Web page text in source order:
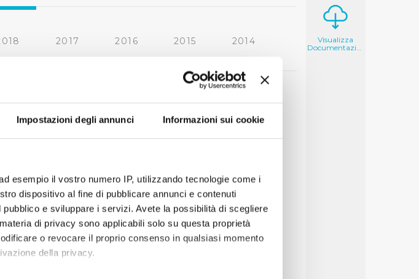
Impostazioni degli annunci Informazioni sui cookie
esempio il vostro numero IP, utilizzando tecnologie come i
dispositivo al fine di pubblicare annunci e contenuti
e sviluppare i servizi. Avete la possibilità di scegliere
di privacy sono applicabili solo su questa proprietà
o revocare il proprio consenso in qualsiasi momento
della privacy.
2017 2016 2015
2014
1 2
Visualizza
Documentazione